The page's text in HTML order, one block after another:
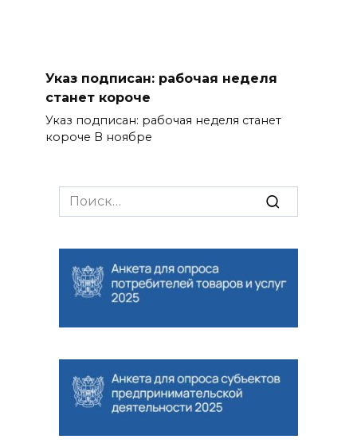
Указ подписан: рабочая неделя
станет короче
Указ подписан: рабочая неделя станет
короче В ноябре
Search
for: